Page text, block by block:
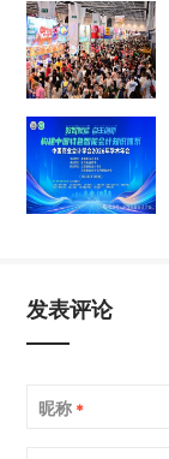
发表评论
昵称 *